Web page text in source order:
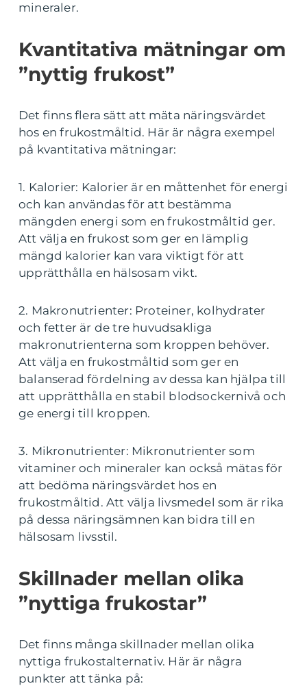
mineraler.
Kvantitativa mätningar om
”nyttig frukost”
Det finns flera sätt att mäta näringsvärdet
hos en frukostmåltid. Här är några exempel
på kvantitativa mätningar:
1. Kalorier: Kalorier är en måttenhet för energi
och kan användas för att bestämma
mängden energi som en frukostmåltid ger.
Att välja en frukost som ger en lämplig
mängd kalorier kan vara viktigt för att
upprätthålla en hälsosam vikt.
2. Makronutrienter: Proteiner, kolhydrater
och fetter är de tre huvudsakliga
makronutrienterna som kroppen behöver.
Att välja en frukostmåltid som ger en
balanserad fördelning av dessa kan hjälpa till
att upprätthålla en stabil blodsockernivå och
ge energi till kroppen.
3. Mikronutrienter: Mikronutrienter som
vitaminer och mineraler kan också mätas för
att bedöma näringsvärdet hos en
frukostmåltid. Att välja livsmedel som är rika
på dessa näringsämnen kan bidra till en
hälsosam livsstil.
Skillnader mellan olika
”nyttiga frukostar”
Det finns många skillnader mellan olika
nyttiga frukostalternativ. Här är några
punkter att tänka på: